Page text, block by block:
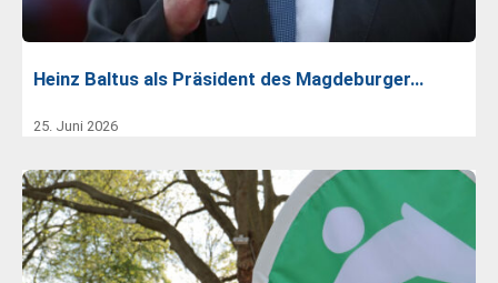
Heinz Baltus als Präsident des Magdeburger…
25. Juni 2026